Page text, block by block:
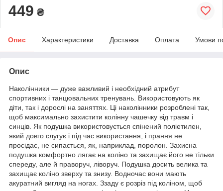
449 ₴
Опис Характеристики Доставка Оплата Умови
Опис
Наколінники — дуже важливий і необхідний атрибут
спортивних і танцювальних тренувань. Використовують як
діти, так і дорослі на заняттях. Ці наколінники розроблені так,
щоб максимально захистити колінну чашечку від травм і
синців. Як подушка використовується спінений поліетилен,
який довго слугує і під час використання, і прання не
просідає, не сипається, як, наприклад, поролон. Захисна
подушка комфортно лягає на коліно та захищає його не тільки
спереду, але й праворуч, ліворуч. Подушка досить велика та
захищає коліно зверху та знизу. Водночас вони мають
акуратний вигляд на ногах. Ззаду є розріз під коліном, щоб